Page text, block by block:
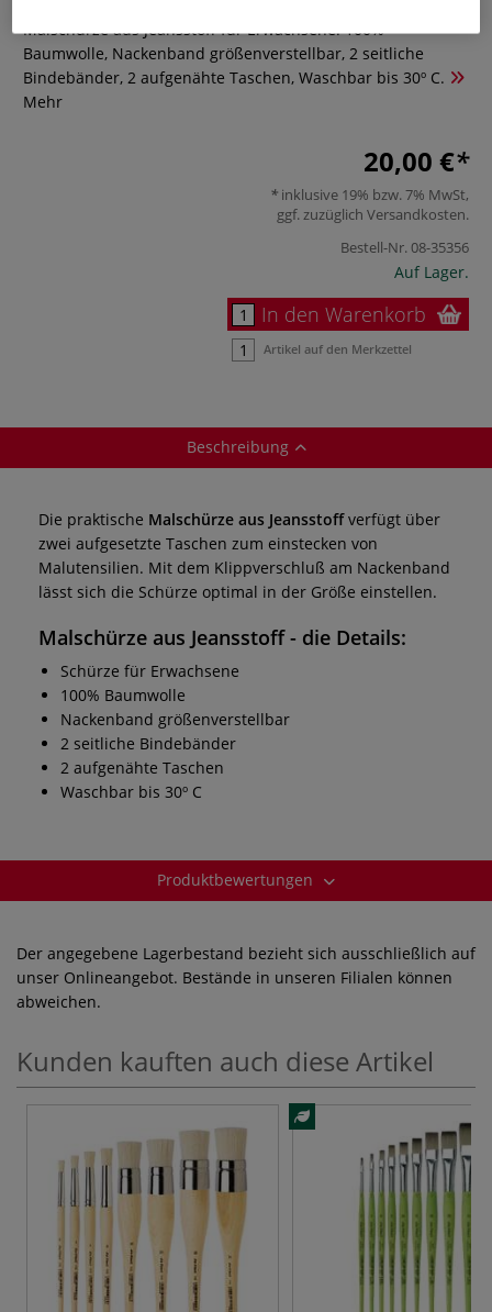
Malschürze aus Jeansstoff für Erwachsene. 100%
Baumwolle, Nackenband größenverstellbar, 2 seitliche
Bindebänder, 2 aufgenähte Taschen, Waschbar bis 30º C.
Mehr
20,00 €
inklusive 19% bzw. 7% MwSt,
ggf. zuzüglich Versandkosten.
Bestell-Nr.08-35356
Auf Lager.
In den Warenkorb
Artikel auf den Merkzettel
Beschreibung
Die praktische Malschürze aus Jeansstoffverfügt über
zwei aufgesetzte Taschen zum einstecken von
Malutensilien. Mit dem Klippverschluß am Nackenband
lässt sich die Schürze optimal in der Größe einstellen.
Malschürze aus Jeansstoff- die Details:
Schürze für Erwachsene
100% Baumwolle
Nackenband größenverstellbar
2 seitliche Bindebänder
2 aufgenähte Taschen
Waschbar bis 30º C
Produktbewertungen
Der angegebene Lagerbestand bezieht sich ausschließlich auf
unser Onlineangebot. Bestände in unseren Filialen können
abweichen.
Kunden kauften auch diese Artikel